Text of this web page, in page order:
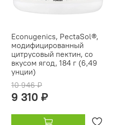
Econugenics, PectaSol®,
модифицированный
цитрусовый пектин, со
вкусом ягод, 184 г (6,49
унции)
10 946 ₽
9 310 ₽